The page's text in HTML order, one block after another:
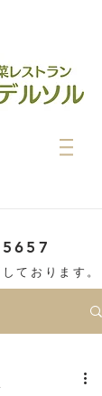
ております。